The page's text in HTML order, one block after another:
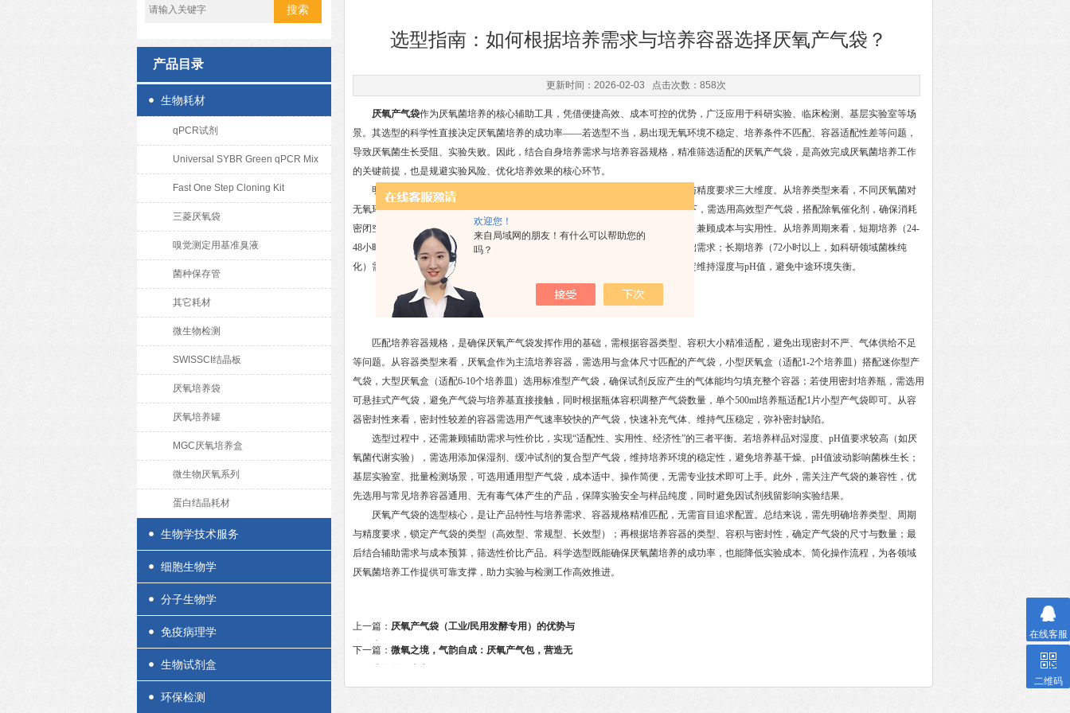
欢迎您！
来自局域网的朋友！有什么可以帮助您的
吗？
产品目录
生物耗材
qPCR试剂
Universal SYBR Green qPCR Mix
Fast One Step Cloning Kit
三菱厌氧袋
嗅觉测定用基准臭液
菌种保存管
其它耗材
微生物检测
SWISSCI结晶板
厌氧培养袋
厌氧培养罐
MGC厌氧培养盒
微生物厌氧系列
蛋白结晶耗材
生物学技术服务
细胞生物学
分子生物学
免疫病理学
生物试剂盒
环保检测
选型指南：如何根据培养需求与培养容器选择厌氧产气袋？
更新时间：2026-02-03 点击次数：858次
厌氧产气袋作为厌氧菌培养的核心辅助工具，凭借便捷高效、成本可控的优势，广泛应用于科研实验、临床检测、基层实验室等场
景。其选型的科学性直接决定厌氧菌培养的成功率——若选型不当，易出现无氧环境不稳定、培养条件不匹配、容器适配性差等问题，
导致厌氧菌生长受阻、实验失败。因此，结合自身培养需求与培养容器规格，精准筛选适配的厌氧产气袋，是高效完成厌氧菌培养工作
的关键前提，也是规避实验风险、优化培养效果的核心环节。
明确培养需求，是产气袋选型的核心导向，需重点聚焦培养类型、培养周期与精度要求三大维度。从培养类型来看，不同厌氧菌对
无氧环境的严苛程度不同：严格厌氧菌（如破伤风梭菌）需氧气浓度降至0.1%以下，需选用高效型产气袋，搭配除氧催化剂，确保消耗
密闭空间内的游离氧；兼性厌氧菌培养无需绝对无氧环境，可选用常规型产气袋，兼顾成本与实用性。从培养周期来看，短期培养（24-
48小时，如临床样品快速检测）可选用标准型产气袋，其无氧维持时间可满足基础需求；长期培养（72小时以上，如科研领域菌株纯
化）需选用长效型产气袋，通过优化试剂配比，延长无氧环境持续时间，同时稳定维持湿度与pH值，避免中途环境失衡。
匹配培养容器规格，是确保厌氧产气袋发挥作用的基础，需根据容器类型、容积大小精准适配，避免出现密封不严、气体供给不足
等问题。从容器类型来看，厌氧盒作为主流培养容器，需选用与盒体尺寸匹配的产气袋，小型厌氧盒（适配1-2个培养皿）搭配迷你型产
气袋，大型厌氧盒（适配6-10个培养皿）选用标准型产气袋，确保试剂反应产生的气体能均匀填充整个容器；若使用密封培养瓶，需选用
可悬挂式产气袋，避免产气袋与培养基直接接触，同时根据瓶体容积调整产气袋数量，单个500ml培养瓶适配1片小型产气袋即可。从容
器密封性来看，密封性较差的容器需选用产气速率较快的产气袋，快速补充气体、维持气压稳定，弥补密封缺陷。
选型过程中，还需兼顾辅助需求与性价比，实现“适配性、实用性、经济性”的三者平衡。若培养样品对湿度、pH值要求较高（如厌
氧菌代谢实验），需选用添加保湿剂、缓冲试剂的复合型产气袋，维持培养环境的稳定性，避免培养基干燥、pH值波动影响菌株生长；
基层实验室、批量检测场景，可选用通用型产气袋，成本适中、操作简便，无需专业技术即可上手。此外，需关注产气袋的兼容性，优
先选用与常见培养容器通用、无有毒气体产生的产品，保障实验安全与样品纯度，同时避免因试剂残留影响实验结果。
厌氧产气袋的选型核心，是让产品特性与培养需求、容器规格精准匹配，无需盲目追求配置。总结来说，需先明确培养类型、周期
与精度要求，锁定产气袋的类型（高效型、常规型、长效型）；再根据培养容器的类型、容积与密封性，确定产气袋的尺寸与数量；最
后结合辅助需求与成本预算，筛选性价比产品。科学选型既能确保厌氧菌培养的成功率，也能降低实验成本、简化操作流程，为各领域
厌氧菌培养工作提供可靠支撑，助力实验与检测工作高效推进。
上一篇： 厌氧产气袋（工业/民用发酵专用）的优势与
多元应用
下一篇： 微氧之境，气韵自成：厌氧产气包，营造无
在线客服
二维码